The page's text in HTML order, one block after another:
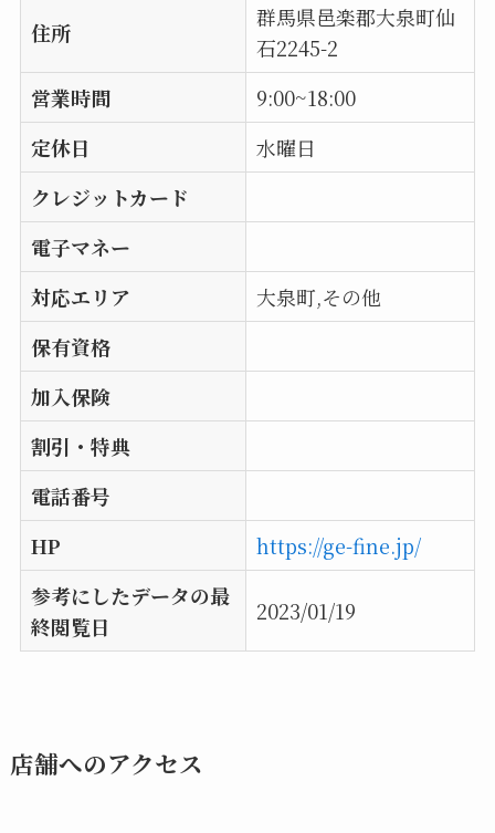
住所
群馬県邑楽郡大泉町仙
石2245-2
営業時間
9:00~18:00
定休日
水曜日
クレジットカード
電子マネー
対応エリア
大泉町,その他
保有資格
加入保険
割引・特典
電話番号
HP
https://ge-fine.jp/
参考にしたデータの最
終閲覧日
2023/01/19
店舗へのアクセス